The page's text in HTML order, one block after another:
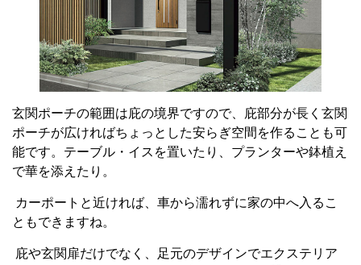
玄関ポーチの範囲は庇の境界ですので、庇部分が長く玄関
ポーチが広ければちょっとした安らぎ空間を作ることも可
能です。テーブル・イスを置いたり、プランターや鉢植え
で華を添えたり。
カーポートと近ければ、車から濡れずに家の中へ入るこ
ともできますね。
庇や玄関扉だけでなく、足元のデザインでエクステリア